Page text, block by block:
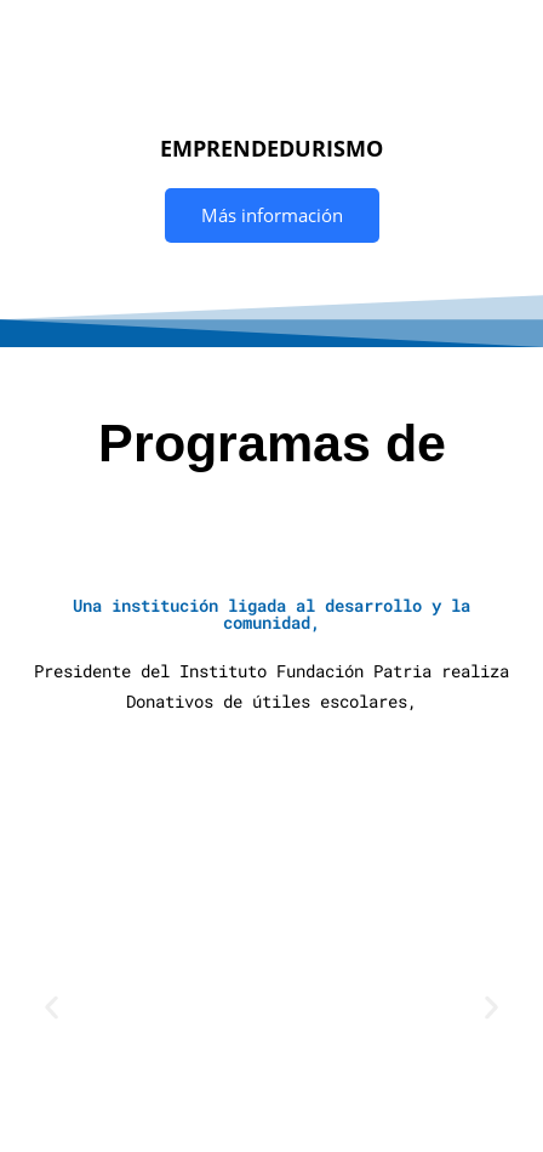
EMPRENDEDURISMO
Más información
Programas de
Una institución ligada al desarrollo y la
comunidad,
Presidente del Instituto Fundación Patria realiza
Donativos de útiles escolares,